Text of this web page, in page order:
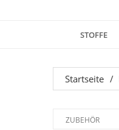
STOFFE
Startseite /
ZUBEHÖR